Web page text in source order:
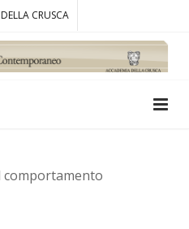
CRUSCA
comportamento